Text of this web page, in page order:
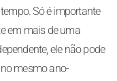
Só é importante
em mais de uma
ele não pode
mesmo ano-